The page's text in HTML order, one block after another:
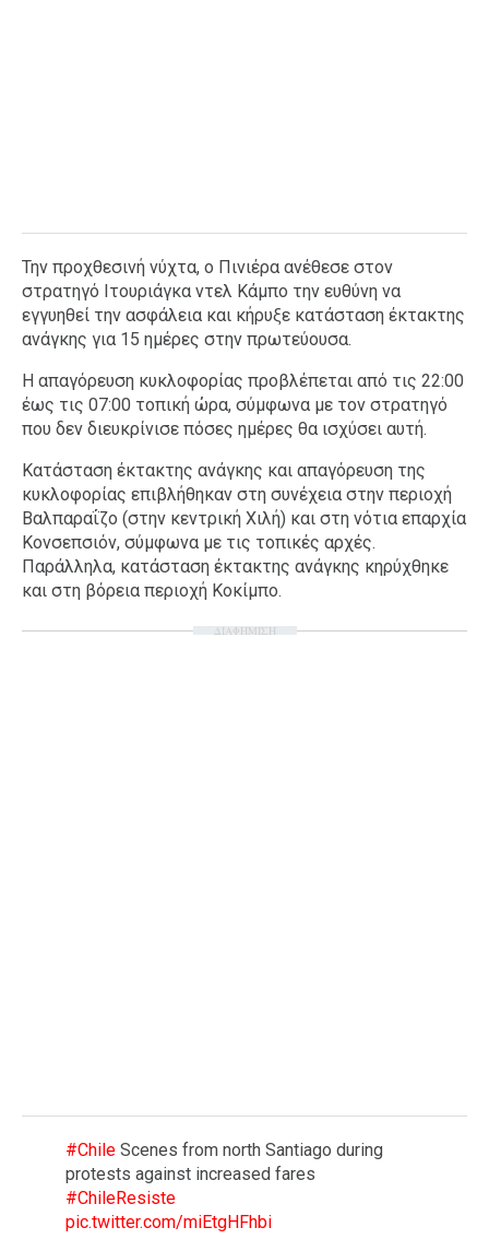
Την προχθεσινή νύχτα, ο Πινιέρα ανέθεσε στον
στρατηγό Ιτουριάγκα ντελ Κάμπο την ευθύνη να
εγγυηθεί την ασφάλεια και κήρυξε κατάσταση έκτακτης
ανάγκης για 15 ημέρες στην πρωτεύουσα.
Η απαγόρευση κυκλοφορίας προβλέπεται από τις 22:00
έως τις 07:00 τοπική ώρα, σύμφωνα με τον στρατηγό
που δεν διευκρίνισε πόσες ημέρες θα ισχύσει αυτή.
Κατάσταση έκτακτης ανάγκης και απαγόρευση της
κυκλοφορίας επιβλήθηκαν στη συνέχεια στην περιοχή
Βαλπαραΐζο (στην κεντρική Χιλή) και στη νότια επαρχία
Κονσεπσιόν, σύμφωνα με τις τοπικές αρχές.
Παράλληλα, κατάσταση έκτακτης ανάγκης κηρύχθηκε
και στη βόρεια περιοχή Κοκίμπο.
ΔΙΑΦΗΜΙΣΗ
#Chile Scenes from north Santiago during
protests against increased fares
#ChileResiste
pic.twitter.com/miEtgHFhbi